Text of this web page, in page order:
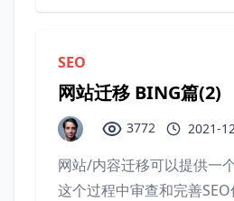
SEO
网站迁移 BING篇(2)
3772 2021-
网站/内容迁移可以提供一
这个过程中审查和完善